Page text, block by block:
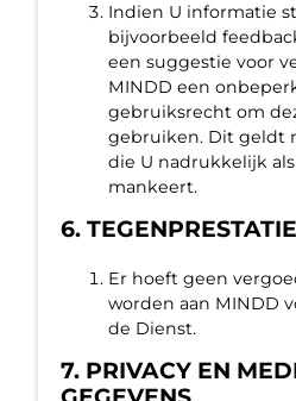
Indien U informatie
bijvoorbeeld
een suggestie voor
MINDD een
gebruiksrecht om
gebruiken. Dit geldt
die U nadrukkelijk
mankeert.
6. TEGENPRESTATIE
Er hoeft geen
worden aan MINDD
de Dienst.
7. PRIVACY EN